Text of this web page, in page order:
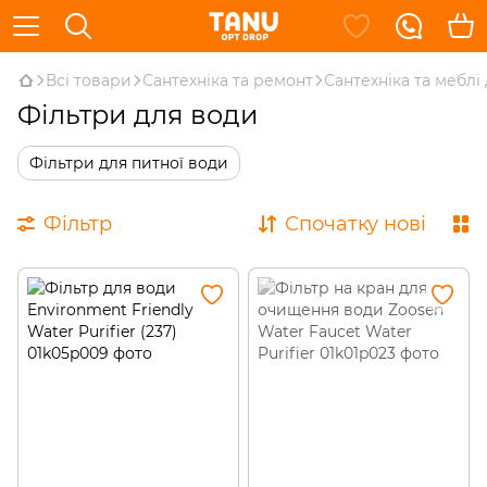
Всі товари Сантехніка та ремонт Сантехніка та
Фільтри для води
Фільтри для питної води
Фільтр Спочатку нові